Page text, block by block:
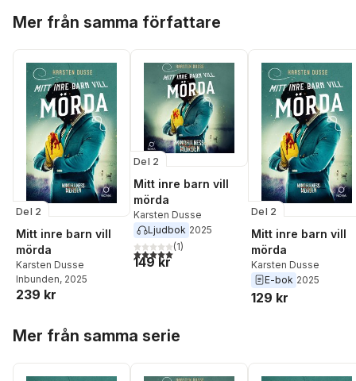
Mer från samma författare
Del 2
Mitt inre barn vill
mörda
Karsten Dusse
Inbunden, 2025
239 kr
Del 2
Mitt inre barn vill
mörda
Karsten Dusse
Ljudbok 2025
5,0utav 5 stjärnor. Totalt antal röster:
(1)
149 kr
Del 2
Mitt inre barn vill
mörda
Karsten Dusse
E-bok 2025
129 kr
Mer från samma serie